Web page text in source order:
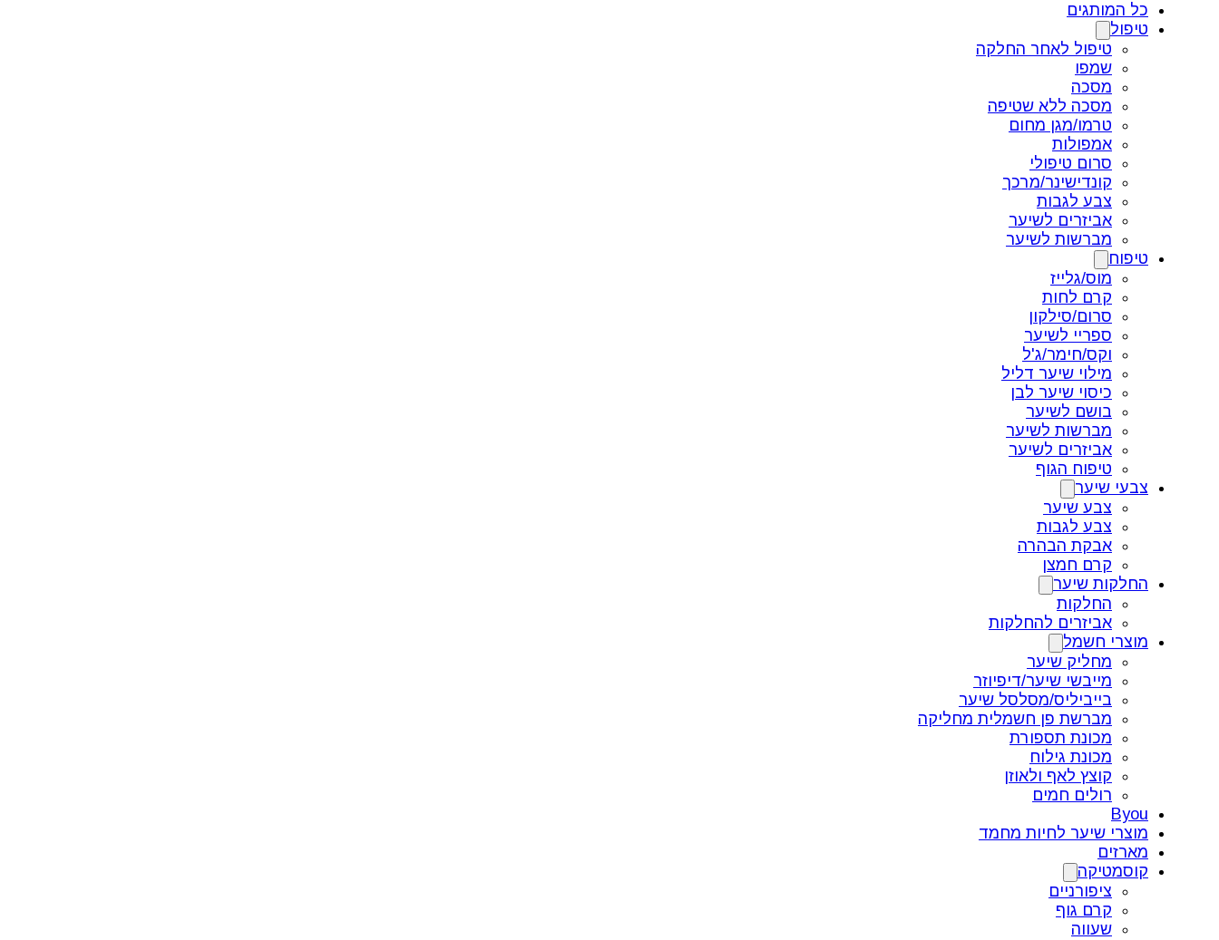
כל המותגים
טיפול
טיפול לאחר החלקה
שמפו
מסכה
מסכה ללא שטיפה
טרמו/מגן מחום
אמפולות
סרום טיפולי
קונדישינר/מרכך
צבע לגבות
אביזרים לשיער
מברשות לשיער
טיפוח
מוס/גלייז
קרם לחות
סרום/סילקון
ספריי לשיער
וקס/חימר/ג'ל
מילוי שיער דליל
כיסוי שיער לבן
בושם לשיער
מברשות לשיער
אביזרים לשיער
טיפוח הגוף
צבעי שיער
צבע שיער
צבע לגבות
אבקת הבהרה
קרם חמצן
החלקות שיער
החלקות
אביזרים להחלקות
מוצרי חשמל
מחליק שיער
מייבשי שיער/דיפיוזר
בייביליס/מסלסל שיער
מברשת פן חשמלית מחליקה
מכונת תספורת
מכונת גילוח
קוצץ לאף ולאוזן
רולים חמים
Byou
מוצרי שיער לחיות מחמד
מארזים
קוסמטיקה
ציפורניים
קרם גוף
שעווה